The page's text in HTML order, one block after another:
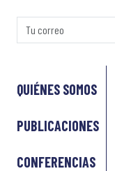
QUIÉNES SOMOS
PUBLICACIONES
CONFERENCIAS